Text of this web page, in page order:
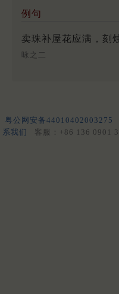
例句
卖珠补屋花应满，刻
咏之二
粤公网安备44010402003275
系我们
客服：+86 136 0901